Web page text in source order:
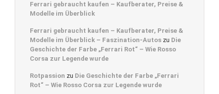
Ferrari gebraucht kaufen – Kaufberater, Preise &
Modelle im Überblick
Ferrari gebraucht kaufen – Kaufberater, Preise &
Modelle im Überblick – Faszination-Autos zu Die
Geschichte der Farbe „Ferrari Rot“ – Wie Rosso
Corsa zur Legende wurde
Rotpassion zu Die Geschichte der Farbe „Ferrari
Rot“ – Wie Rosso Corsa zur Legende wurde